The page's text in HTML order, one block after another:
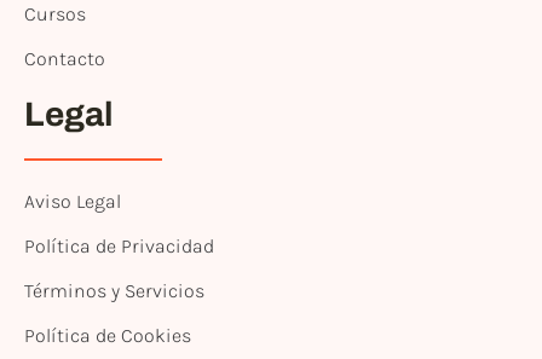
Cursos
Contacto
Legal
Aviso Legal
Política de Privacidad
Términos y Servicios
Política de Cookies